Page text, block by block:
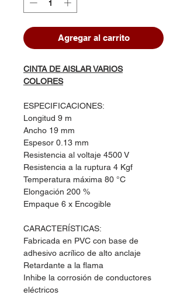
Agregar al carrito
CINTA DE AISLAR VARIOS
COLORES
ESPECIFICACIONES:
Longitud 9 m
Ancho 19 mm
Espesor 0.13 mm
Resistencia al voltaje 4500 V
Resistencia a la ruptura 4 Kgf
Temperatura máxima 80 °C
Elongación 200 %
Empaque 6 x Encogible
CARACTERÍSTICAS:
Fabricada en PVC con base de
adhesivo acrílico de alto anclaje
Retardante a la flama
Inhibe la corrosión de conductores
eléctricos